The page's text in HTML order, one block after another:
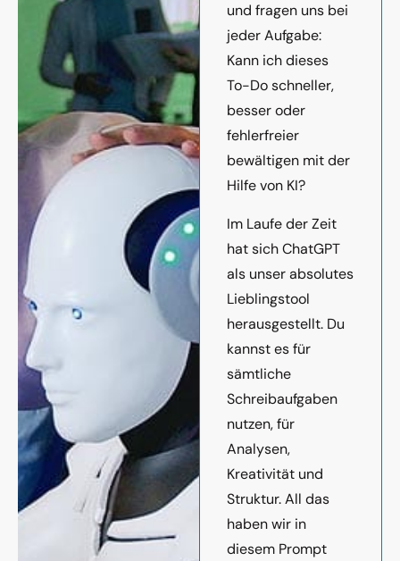
und fragen uns bei
jeder Aufgabe:
Kann ich dieses
To-Do schneller,
besser oder
fehlerfreier
bewältigen mit der
Hilfe von KI?
Im Laufe der Zeit
hat sich ChatGPT
als unser absolutes
Lieblingstool
herausgestellt. Du
kannst es für
sämtliche
Schreibaufgaben
nutzen, für
Analysen,
Kreativität und
Struktur. All das
haben wir in
diesem Prompt